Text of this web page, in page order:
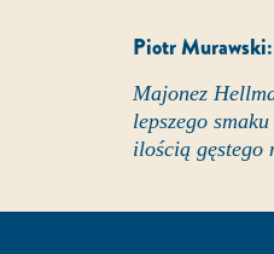
Piotr Murawski:
Majonez
lepszego
ilością gęstego